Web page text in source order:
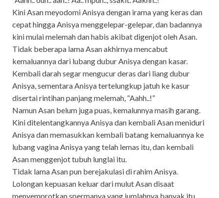
Kini Asan meyodomi Anisya dengan irama yang keras dan
cepat hingga Anisya menggelepar-gelepar, dan badannya
kini mulai melemah dan habis akibat digenjot oleh Asan.
Tidak beberapa lama Asan akhirnya mencabut
kemaluannya dari lubang dubur Anisya dengan kasar.
Kembali darah segar mengucur deras dari liang dubur
Anisya, sementara Anisya tertelungkup jatuh ke kasur
disertai rintihan panjang melemah, “Aahh..!”
Namun Asan belum juga puas, kemalunnya masih garang.
Kini ditelentangkannya Anisya dan kembali Asan meniduri
Anisya dan memasukkan kembali batang kemaluannya ke
lubang vagina Anisya yang telah lemas itu, dan kembali
Asan menggenjot tubuh lunglai itu.
Tidak lama Asan pun berejakulasi di rahim Anisya.
Lolongan kepuasan keluar dari mulut Asan disaat
menyemprotkan spermanya yang jumlahnya banyak itu